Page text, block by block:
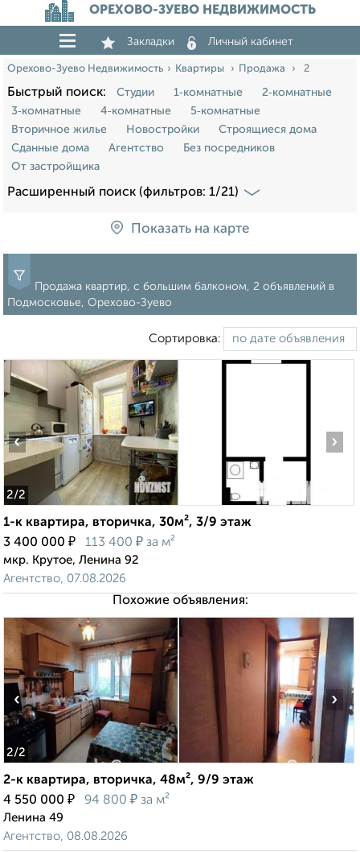
ОРЕХОВО-ЗУЕВО НЕДВИЖИМОСТЬ
Закладки Личный кабинет
Орехово-Зуево Недвижимость Квартиры Продажа 2
Быстрый поиск: Студии 1‑комнатные
2‑комнатные
3‑комнатные
4‑комнатные
5‑комнатные
Вторичное жилье
Новостройки
Строящиеся дома
Сданные дома
Агентство
Без посредников
От застройщика
Расширенный поиск (фильтров: 1/21)
Показать на карте
Продажа квартир, с большим балконом, 2 объявлений в
Подмосковье, Орехово-Зуево
Сортировка:
2/2
‹ ›
1-к квартира, вторичка, 30м², 3/9 этаж
3 400 000 ₽ 113 400 ₽ за м²
мкр. Крутое, Ленина 92
Агентство, 07.08.2026
Похожие объявления:
2/2
‹ ›
2-к квартира, вторичка, 48м², 9/9 этаж
4 550 000 ₽ 94 800 ₽ за м²
Ленина 49
Агентство, 08.08.2026